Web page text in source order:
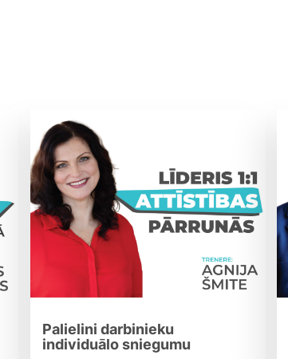
Palielini darbinieku
individuālo sniegumu